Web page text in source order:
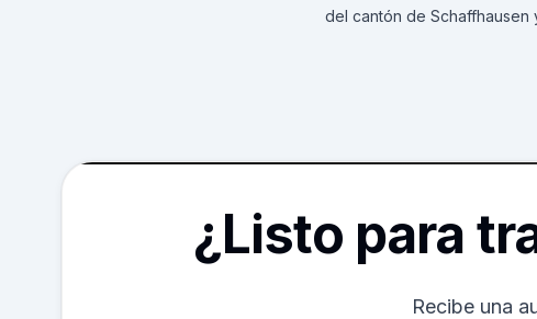
del cantón de Schaffhausen
¿Listo para
Recibe una